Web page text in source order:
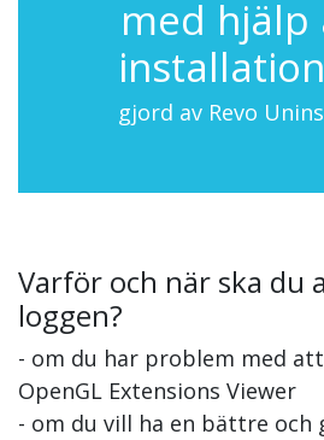
med hjälp
gjord av Revo
Varför och när ska du
loggen?
- om du har problem med
OpenGL Extensions Viewer
- om du vill ha en bättre och